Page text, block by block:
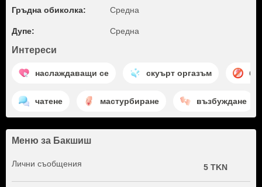
Гръдна обиколка: Среднa
Дупе: Среднa
Интереси
наслаждаващи се скуърт оргазъм
чатене мастурбиране възбуждане
Меню за Бакшиш
Лични съобщения 5 TKN